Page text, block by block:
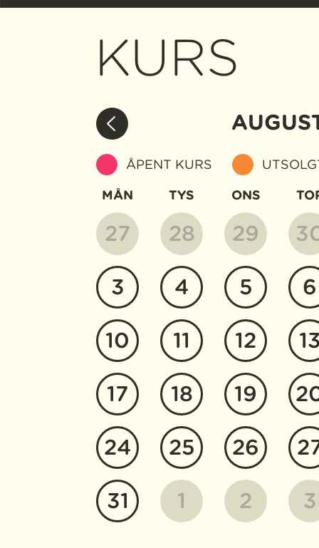
KURS
ÅPENT KURS
MÅN TYS ONS
27 28 29
3 4 5 6
10 11 12
17 18 19
24 25 26
31 1 2 3